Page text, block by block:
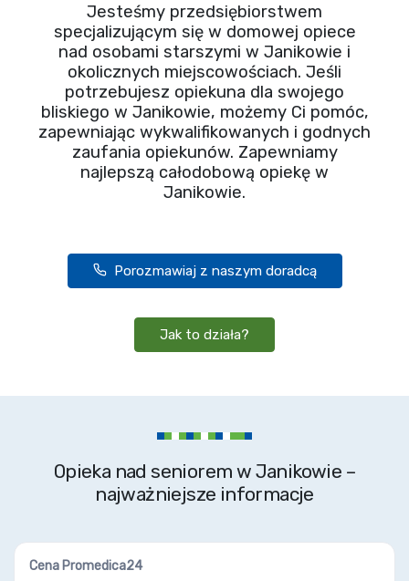
Jesteśmy przedsiębiorstwem
specjalizującym się w domowej opiece
nad osobami starszymi w Janikowie i
okolicznych miejscowościach. Jeśli
potrzebujesz opiekuna dla swojego
bliskiego w Janikowie, możemy Ci pomóc,
zapewniając wykwalifikowanych i godnych
zaufania opiekunów. Zapewniamy
najlepszą całodobową opiekę w
Janikowie.
Porozmawiaj z naszym doradcą
Jak to działa?
Opieka nad seniorem w Janikowie –
najważniejsze informacje
Cena Promedica24